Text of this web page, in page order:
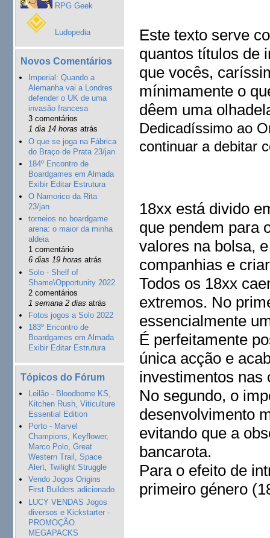
RPG Geek
Ludopedia
Novos Comentários
Imperial: Quando a
Alemanha vai a Londres
defender o UK de uma
invasão francesa
3 comentários
1 dia 14 horas atrás
O que se joga na Fábrica
do Braço de Prata 23/jan
184º Encontro de
Boardgames em Almada
Exibir Editar Estrutura
O Namorico da Rita
23/jan
torneios no boardgame
arena: o maior da minha
aldeia
1 comentário
6 dias 19 horas atrás
Solo - Shelf of
Shame\Opportunity 2022
2 comentários
1 semana 2 dias atrás
Fotos jogos a Solo 2022
183º Encontro de
Boardgames em Almada
Exibir Editar Estrutura
Tópicos do Fórum
Leilão - Bloodborne KS,
Kitchen Rush, Viticulture
Essential Edition
Porto - Marvel
Champions, Keyflower,
Marco Polo, Great
Western Trail, Space
Alert, Twilight Struggle
Vendo Jogos Origins
First Builders adicionado
LUCY VENDAS Jogos
diversos e Kickstarter -
PROMOÇÃO
MEGAPACKS
Este texto serve
quantos títulos de
que vocês,
mínimamente o
dêem uma
Dedicadíssimo ao
continuar a debitar
18xx está divido
que pendem para
valores na bolsa,
companhias e
Todos os 18xx
extremos. No
essencialmente
É perfeitamente
única acção e
investimentos nas
No segundo, o
desenvolvimento
evitando que a
bancarota.
Para o efeito de
primeiro género